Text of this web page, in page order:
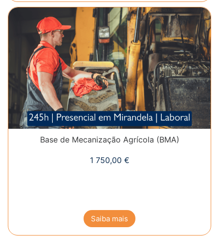
Base de Mecanização Agrícola (BMA)
1 750,00 €
Saiba mais